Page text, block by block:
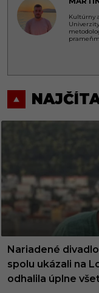
Kultúrny
Nariadené
spolu ukázali na
odhalila úplne